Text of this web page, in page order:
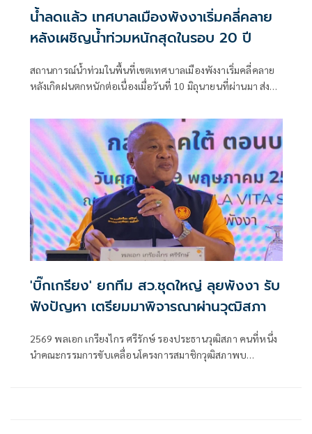
น้ำลดแล้ว เทศบาลเมืองพังงาเริ่มคลี่คลาย
หลังเผชิญน้ำท่วมหนักสุดในรอบ 20 ปี
สถานการณ์น้ำท่วมในพื้นที่เขตเทศบาลเมืองพังงาเริ่มคลี่คลาย
หลังเกิดฝนตกหนักต่อเนื่องเมื่อวันที่ 10 มิถุนายนที่ผ่านมา ส่งผล
เศรษฐกิจหลายจุดเป็นวงกว้าง มีประชาชนได้รับผลกระทบรวม
กว่า 100 ครัวเรือน ขณะที่จังหวัดพังงาระดมทุกหน่วยงานลงพื้น
ที่ช่วยเหลือผู้ประสบภัย พร้อมเฝ้าระวังสถานการณ์ตลอด 24
ชั่วโมง เนื่องจากยังมีโอกาสเกิดฝนตกซ้ำ
'บิ๊กเกรียง' ยกทีม สว.ชุดใหญ่ ลุยพังงา รับ
ฟังปัญหา เตรียมมาพิจารณาผ่านวุฒิสภา
2569 พลเอก เกรียงไกร ศรีรักษ์ รองประธานวุฒิสภา คนที่หนึ่ง
นำคณะกรรมการขับเคลื่อนโครงการสมาชิกวุฒิสภาพบ